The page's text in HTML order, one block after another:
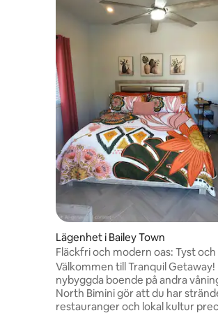
Lägenhet i Bailey Town
Fläckfri och modern oas: Tyst och
wifi
Välkommen till Tranquil
nybyggda boende på andra
North Bimini gör att du har
restauranger och lokal kultur